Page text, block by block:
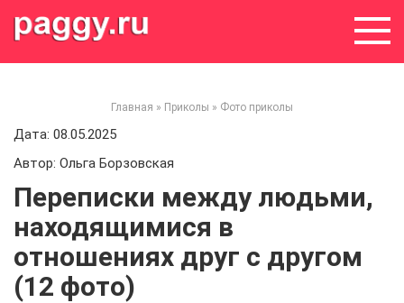
Главная » Приколы » Фото приколы
Дата: 08.05.2025
Автор: Ольга Борзовская
Переписки между людьми,
находящимися в
отношениях друг с другом
(12 фото)